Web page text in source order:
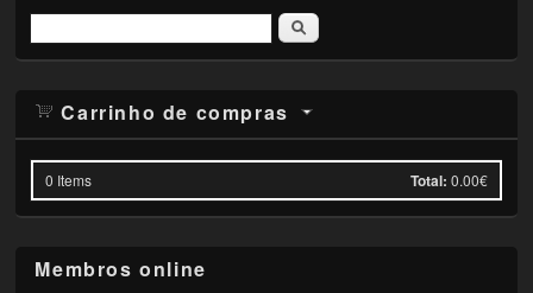
Pesquisar
Carrinho de compras
0 Items Total: 0.00€
Membros online